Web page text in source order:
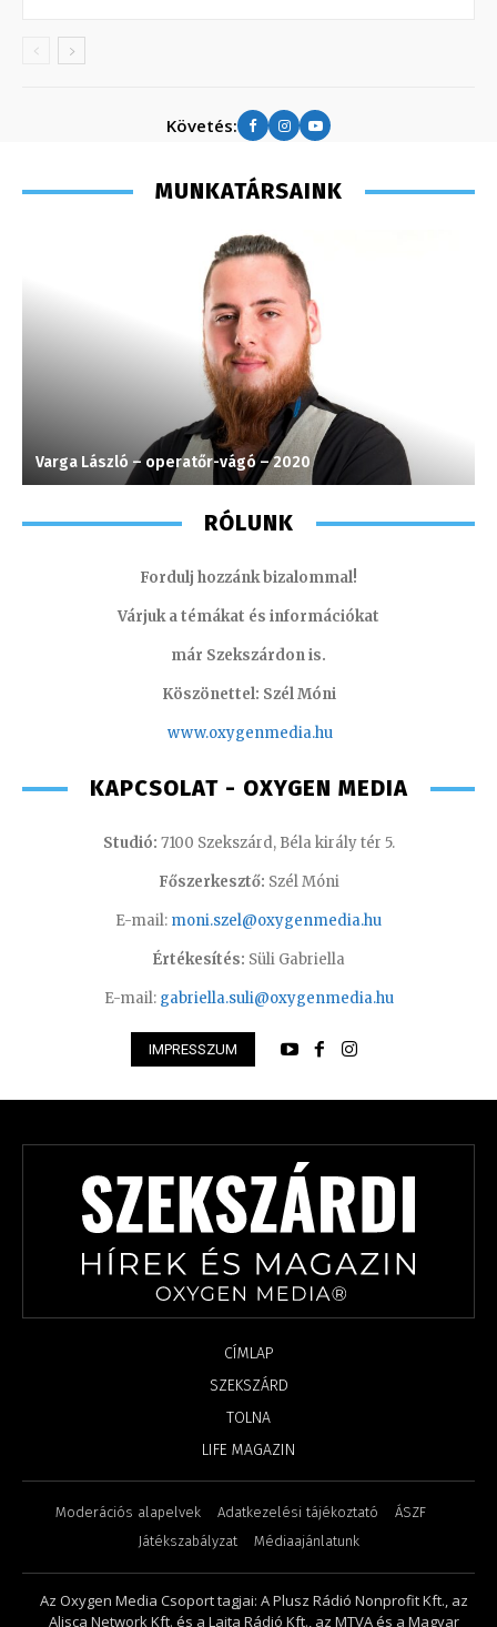
Követés:
MUNKATÁRSAINK
Varga László – operatőr-vágó – 2020
RÓLUNK
Fordulj hozzánk bizalommal!
Várjuk a témákat és információkat
már Szekszárdon is.
Köszönettel: Szél Móni
www.oxygenmedia.hu
KAPCSOLAT - OXYGEN MEDIA
Studió: 7100 Szekszárd, Béla király tér 5.
Főszerkesztő: Szél Móni
E-mail: moni.szel@oxygenmedia.hu
Értékesítés: Süli Gabriella
E-mail: gabriella.suli@oxygenmedia.hu
IMPRESSZUM
CÍMLAP
SZEKSZÁRD
TOLNA
LIFE MAGAZIN
Moderációs alapelvek Adatkezelési tájékoztató
ÁSZF
Játékszabályzat
Médiaajánlatunk
Az Oxygen Media Csoport tagjai: A Plusz Rádió Nonprofit Kft., az
Alisca Network Kft. és a Lajta Rádió Kft., az MTVA és a Magyar